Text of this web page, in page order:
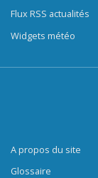
Flux RSS actualités
Widgets météo
A propos du site
Glossaire